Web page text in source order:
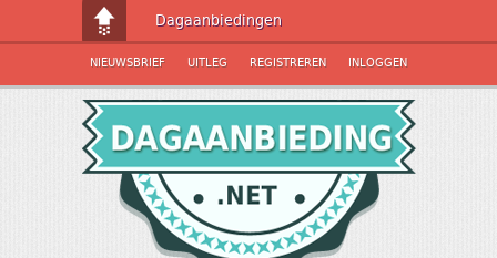
Dagaanbiedingen
NIEUWSBRIEF UITLEG REGISTREREN INLOGGEN